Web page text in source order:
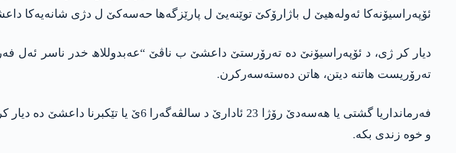
ئۆپەراسیۆنەکا ئەولەھیێ ل باژارۆکێ توێنەیێ ل پارێزگەھا حەسەکێ ل دژی شانەیەکا
تەرۆریست ھاتنە دیتن، ھاتن دەستەسەرکرن.
فەرمانداریا گشتی یا ھەسەدێ رۆژا 23
و خوە زندی بکە.